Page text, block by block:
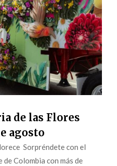
de las Flores
agosto
Sorpréndete con el
de Colombia con más de